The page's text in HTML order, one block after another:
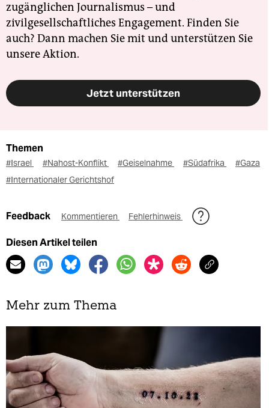
zugänglichen Journalismus – und
zivilgesellschaftliches Engagement. Finden Sie
auch? Dann machen Sie mit und unterstützen Sie
unsere Aktion.
Jetzt unterstützen
Themen
#Israel #Nahost-Konflikt #Geiselnahme #Südafrika
#Gaza
#Internationaler Gerichtshof
Feedback Kommentieren Fehlerhinweis
Diesen Artikel teilen
Mehr zum Thema